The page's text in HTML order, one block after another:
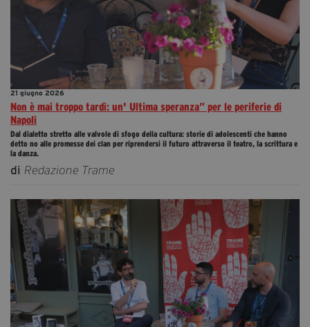
segreteria@tramefestival.it
info@tramefestival.it
+39 346 954 4078
21 giugno 2026
Non è mai troppo tardi: un' Ultima speranza” per le periferie di
Napoli
Dal dialetto stretto alle valvole di sfogo della cultura: storie di adolescenti che hanno
detto no alle promesse dei clan per riprendersi il futuro attraverso il teatro, la scrittura e
la danza.
di Redazione Trame